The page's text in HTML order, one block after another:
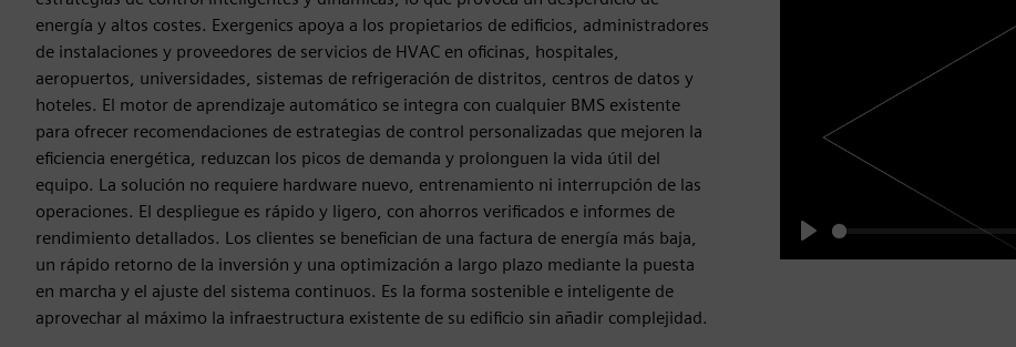
energía y altos costes. Exergenics apoya a los propietarios de edificios, administradores
de instalaciones y proveedores de servicios de HVAC en oficinas, hospitales,
aeropuertos, universidades, sistemas de refrigeración de distritos, centros de datos y
hoteles. El motor de aprendizaje automático se integra con cualquier BMS existente
para ofrecer recomendaciones de estrategias de control personalizadas que mejoren la
eficiencia energética, reduzcan los picos de demanda y prolonguen la vida útil del
equipo. La solución no requiere hardware nuevo, entrenamiento ni interrupción de las
operaciones. El despliegue es rápido y ligero, con ahorros verificados e informes de
rendimiento detallados. Los clientes se benefician de una factura de energía más baja,
un rápido retorno de la inversión y una optimización a largo plazo mediante la puesta
en marcha y el ajuste del sistema continuos. Es la forma sostenible e inteligente de
aprovechar al máximo la infraestructura existente de su edificio sin añadir complejidad.
Play